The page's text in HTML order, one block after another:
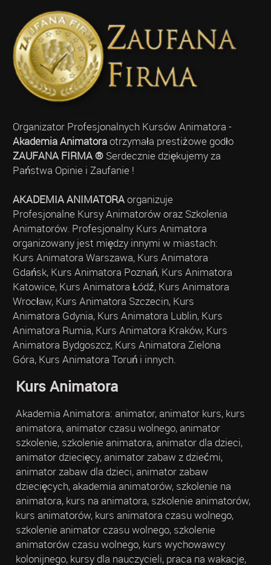
Organizator Profesjonalnych Kursów Animatora -
Akademia Animatoraotrzymała prestiżowe godło
ZAUFANA FIRMA ®Serdecznie dziękujemy za
Państwa Opinie i Zaufanie !
AKADEMIA ANIMATORAorganizuje
Profesjonalne Kursy Animatorów oraz Szkolenia
Animatorów. Profesjonalny Kurs Animatora
organizowany jest między innymi w miastach:
Kurs Animatora Warszawa, Kurs Animatora
Gdańsk, Kurs Animatora Poznań, Kurs Animatora
Katowice, Kurs Animatora Łódź, Kurs Animatora
Wrocław, Kurs Animatora Szczecin, Kurs
Animatora Gdynia, Kurs Animatora Lublin, Kurs
Animatora Rumia, Kurs Animatora Kraków, Kurs
Animatora Bydgoszcz, Kurs Animatora Zielona
Góra, Kurs Animatora Toruń i innych.
Kurs Animatora
Akademia Animatora: animator, animator kurs, kurs
animatora, animator czasu wolnego, animator
szkolenie, szkolenie animatora, animator dla dzieci,
animator dziecięcy, animator zabaw z dziećmi,
animator zabaw dla dzieci, animator zabaw
dziecięcych, akademia animatorów, szkolenie na
animatora, kurs na animatora, szkolenie animatorów,
kurs animatorów, kurs animatora czasu wolnego,
szkolenie animator czasu wolnego, szkolenie
animatorów czasu wolnego, kurs wychowawcy
kolonijnego, kursy dla nauczycieli, praca na wakacje,